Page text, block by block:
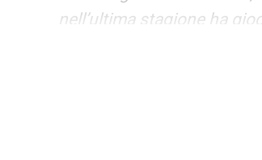
nell’ultima stagione ha